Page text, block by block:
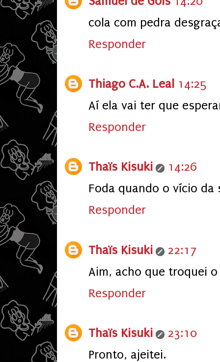
cola com pedra
Responder
Thiago C.A. Leal 14:25
Aí ela vai ter que
Responder
Thaïs Kisuki
14:26
Foda quando o vício
Responder
Thaïs Kisuki
22:17
Aim, acho que troquei o
Responder
Thaïs Kisuki
23:10
Pronto, ajeitei.